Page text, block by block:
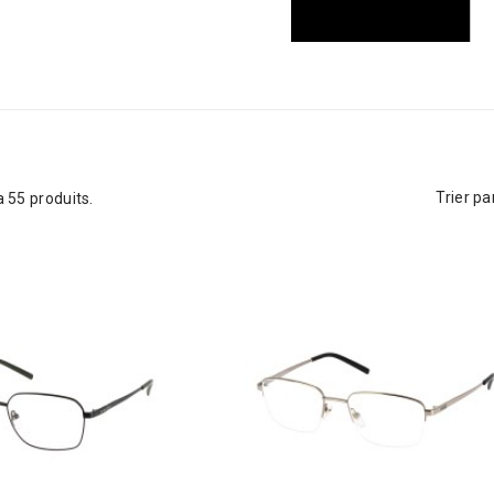
a 55 produits. Trier